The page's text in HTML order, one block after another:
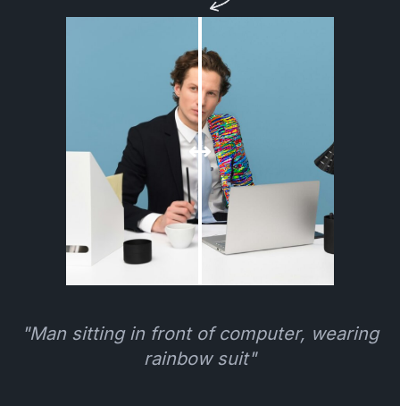
"Man sitting in front of computer, wearing
rainbow suit"